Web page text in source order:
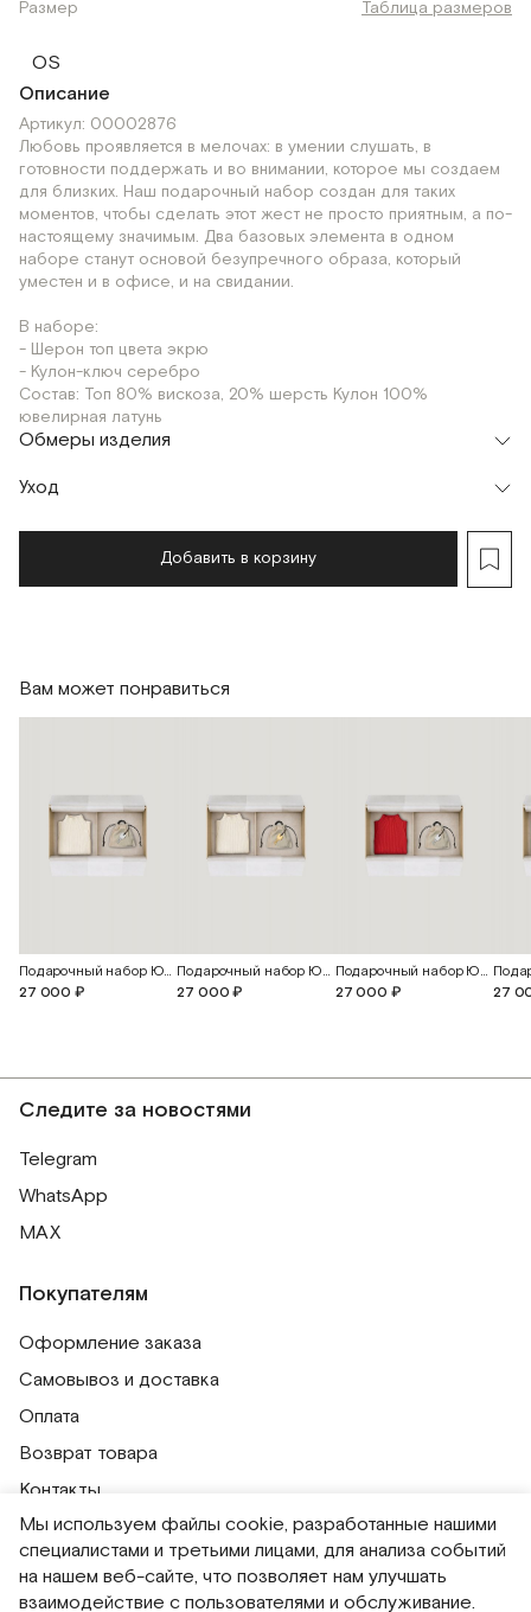
Размер
Таблица размеров
OS
Описание
Артикул: 00002876
Любовь проявляется в мелочах: в умении слушать, в
готовности поддержать и во внимании, которое мы создаем
для близких. Наш подарочный набор создан для таких
моментов, чтобы сделать этот жест не просто приятным, а по-
настоящему значимым. Два базовых элемента в одном
наборе станут основой безупречного образа, который
уместен и в офисе, и на свидании.
В наборе:
- Шерон топ цвета экрю
- Кулон-ключ серебро
Состав: Топ 80% вискоза, 20% шерсть Кулон 100%
ювелирная латунь
Обмеры изделия
Уход
Добавить в корзину
Вам может понравиться
Подарочный набор Юна
27 000 ₽
Подарочный набор Юна
27 000 ₽
Подарочный набор Юна
27 000 ₽
27
Следите за новостями
Telegram
WhatsApp
MAX
Покупателям
Оформление заказа
Самовывоз и доставка
Оплата
Возврат товара
Контакты
Публичная оферта
Политика обработки персональных данных
Политика использования сессионных файлов
Мы используем файлы cookie, разработанные нашими
специалистами и третьими лицами, для анализа событий
на нашем веб-сайте, что позволяет нам улучшать
взаимодействие с пользователями и обслуживание.